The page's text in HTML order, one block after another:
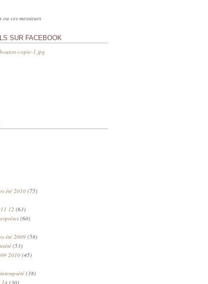
ces messieurs
SUR FACEBOOK
été 2010(75)
12 (63)
(60)
été 2009(58)
(53)
2010 (45)
(38)
14 (30)